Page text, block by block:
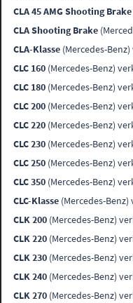
CLA 45 AMG Shooting Brake
CLA Shooting Brake
CLA-Klasse (Mercedes-
CLC 160 (Mercedes-Benz)
CLC 180 (Mercedes-Benz)
CLC 200 (Mercedes-Benz)
CLC 220 (Mercedes-Benz)
CLC 230 (Mercedes-Benz)
CLC 250 (Mercedes-Benz)
CLC 350 (Mercedes-Benz)
CLC-Klasse (Mercedes-
CLK 200 (Mercedes-Benz)
CLK 220 (Mercedes-Benz)
CLK 230 (Mercedes-Benz)
CLK 240 (Mercedes-Benz)
CLK 270 (Mercedes-Benz)